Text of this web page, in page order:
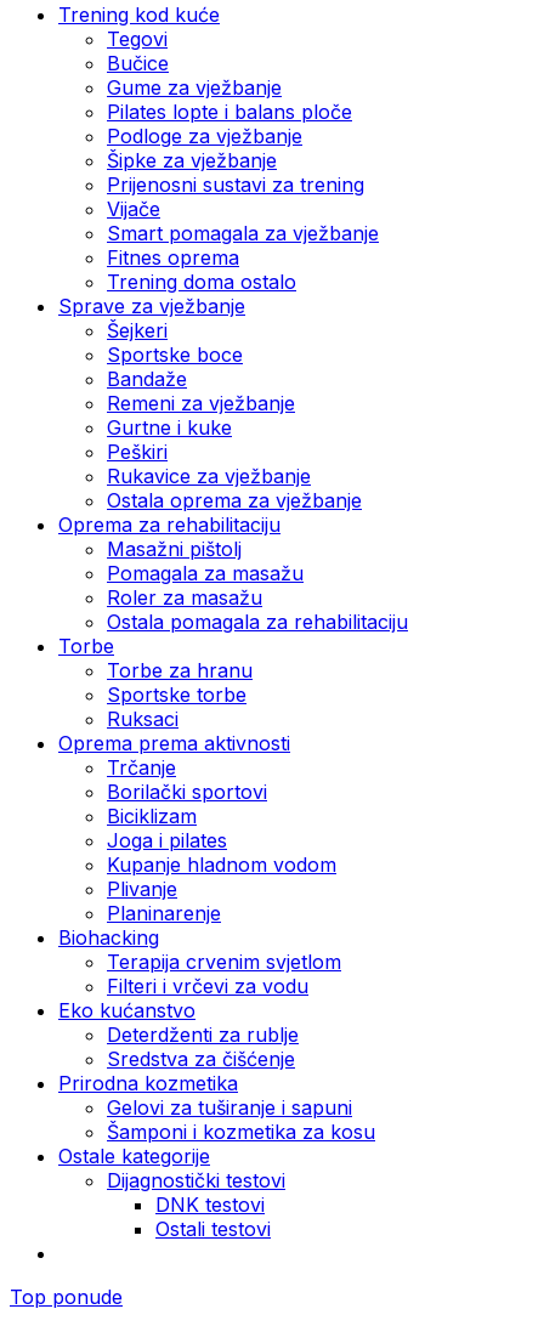
Trening kod kuće
Tegovi
Bučice
Gume za vježbanje
Pilates lopte i balans ploče
Podloge za vježbanje
Šipke za vježbanje
Prijenosni sustavi za trening
Vijače
Smart pomagala za vježbanje
Fitnes oprema
Trening doma ostalo
Sprave za vježbanje
Šejkeri
Sportske boce
Bandaže
Remeni za vježbanje
Gurtne i kuke
Peškiri
Rukavice za vježbanje
Ostala oprema za vježbanje
Oprema za rehabilitaciju
Masažni pištolj
Pomagala za masažu
Roler za masažu
Ostala pomagala za rehabilitaciju
Torbe
Torbe za hranu
Sportske torbe
Ruksaci
Oprema prema aktivnosti
Trčanje
Borilački sportovi
Biciklizam
Joga i pilates
Kupanje hladnom vodom
Plivanje
Planinarenje
Biohacking
Terapija crvenim svjetlom
Filteri i vrčevi za vodu
Eko kućanstvo
Deterdženti za rublje
Sredstva za čišćenje
Prirodna kozmetika
Gelovi za tuširanje i sapuni
Šamponi i kozmetika za kosu
Ostale kategorije
Dijagnostički testovi
DNK testovi
Ostali testovi
Top ponude